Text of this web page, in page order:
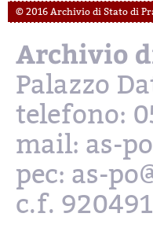
© 2016 Archivio di Stato di
Archivio
Palazzo
telefono:
mail: as-
pec: as-
c.f.